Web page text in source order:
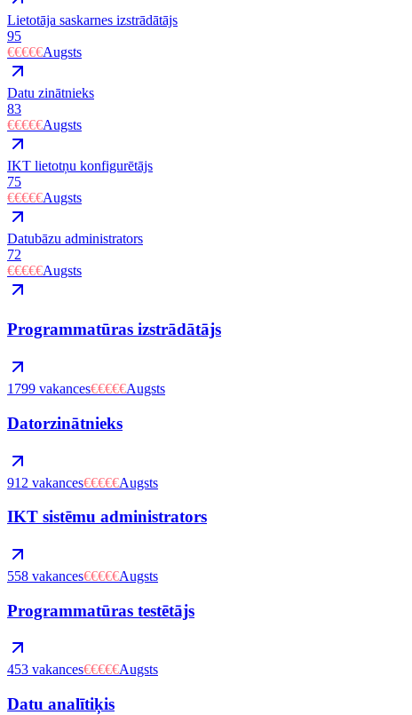
Lietotāja saskarnes izstrādātājs
95
€€€€€Augsts
Datu zinātnieks
83
€€€€€Augsts
IKT lietotņu konfigurētājs
75
€€€€€Augsts
Datubāzu administrators
72
€€€€€Augsts
Programmatūras izstrādātājs
1799 vakances€€€€€Augsts
Datorzinātnieks
912 vakances€€€€€Augsts
IKT sistēmu administrators
558 vakances€€€€€Augsts
Programmatūras testētājs
453 vakances€€€€€Augsts
Datu analītiķis